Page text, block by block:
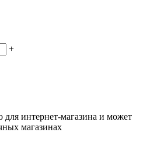
+
для интернет-магазина и может
магазинах